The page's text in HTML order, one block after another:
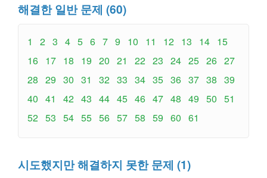
해결한 일반 문제 (60)
1 2 3 4 5 6 7 9 10 11 12 13 14 15
16 17 18 19 20 21 22 23 24 25 26 27
28 29 30 31 32 33 34 35 36 37 38 39
40 41 42 43 44 45 46 47 48 49 50 51
52 53 54 55 56 57 58 59 60 61
시도했지만 해결하지 못한 문제 (1)